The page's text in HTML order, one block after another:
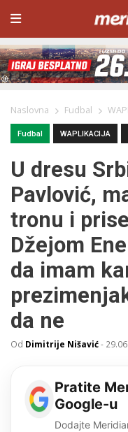
Naslovna Fudbal
Fudbal WAPLIKACIJA
U dresu
Pavlović,
tronu i
Džejom
da imam
da ne
Od Dimitrije Nišavić-
Pratite
Google-u
Dodajte